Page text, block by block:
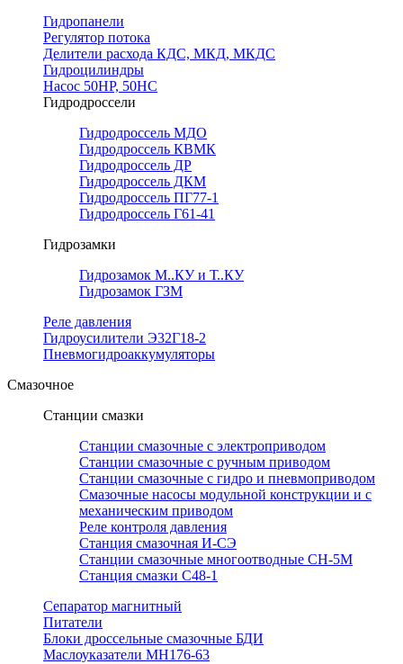
Гидропанели
Регулятор потока
Делители расхода КДС, МКД, МКДС
Гидроцилиндры
Насос 50НР, 50НС
Гидродроссели
Гидродроссель МДО
Гидродроссель КВМК
Гидродроссель ДР
Гидродроссель ДКМ
Гидродроссель ПГ77-1
Гидродроссель Г61-41
Гидрозамки
Гидрозамок М..КУ и Т..КУ
Гидрозамок ГЗМ
Реле давления
Гидроусилители Э32Г18-2
Пневмогидроаккумуляторы
Смазочное
Станции смазки
Станции смазочные с электроприводом
Станции смазочные с ручным приводом
Станции смазочные с гидро и пневмоприводом
Смазочные насосы модульной конструкции и с
механическим приводом
Реле контроля давления
Станция смазочная И-СЭ
Станции смазочные многоотводные СН-5М
Станция смазки С48-1
Сепаратор магнитный
Питатели
Блоки дроссельные смазочные БДИ
Маслоуказатели МН176-63